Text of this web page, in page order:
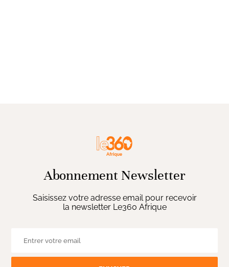
Abonnement Newsletter
Saisissez votre adresse email pour recevoir
la newsletter Le360 Afrique